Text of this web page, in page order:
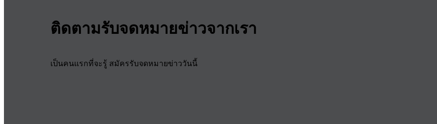
ติดตามรับจดหมายข่าวจากเรา
เป็นคนแรกที่จะรู้ สมัครรับจดหมายข่าววันนี้